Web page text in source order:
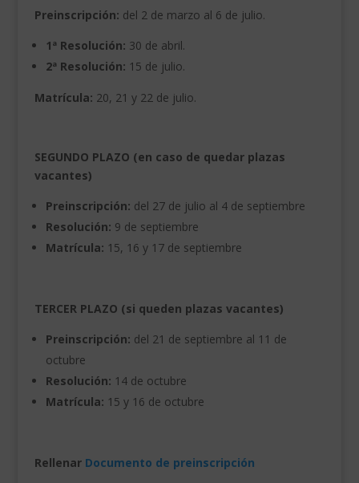
Preinscripción: del 2 de marzo al 6 de julio.
1ª Resolución: 30 de abril.
2ª Resolución: 15 de julio.
Matrícula: 20, 21 y 22 de julio.
SEGUNDO PLAZO (en caso de quedar plazas
vacantes)
Preinscripción: del 27 de julio al 4 de septiembre
Resolución: 9 de septiembre
Matrícula: 15, 16 y 17 de septiembre
TERCER PLAZO (si queden plazas vacantes)
Preinscripción: del 21 de septiembre al 11 de
octubre
Resolución: 14 de octubre
Matrícula: 15 y 16 de octubre
Rellenar Documento de preinscripción